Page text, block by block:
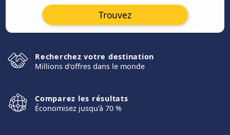
Trouvez
Recherchez votre destination
Millions d'offres dans le monde
Comparez les résultats
Économisez jusqu'à 70 %